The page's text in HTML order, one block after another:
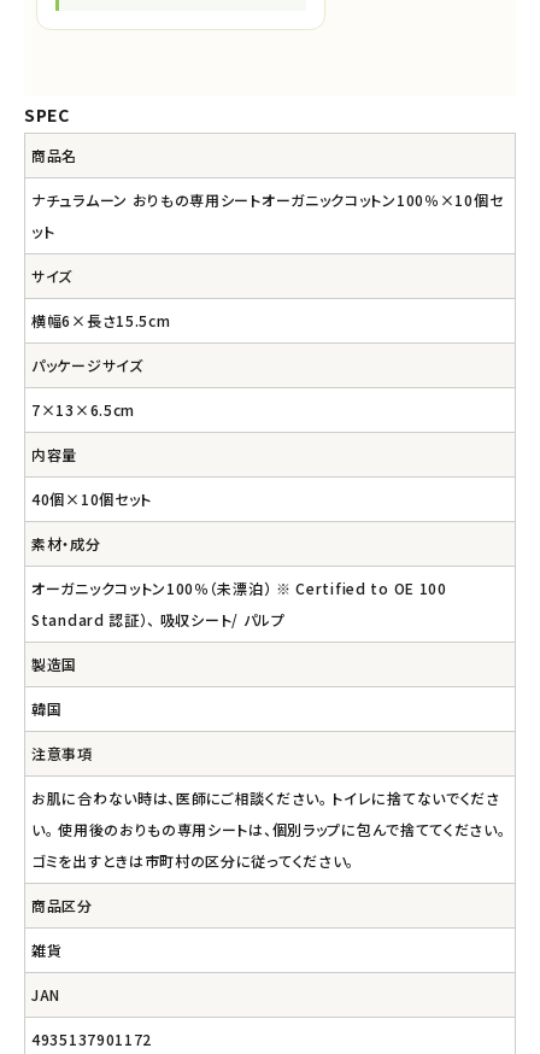
SPEC
商品名
ナチュラムーン おりもの専用シートオーガニックコットン100％×10個セ
ット
サイズ
横幅6×長さ15.5cm
パッケージサイズ
7×13×6.5cm
内容量
40個×10個セット
素材・成分
オーガニックコットン100％（未漂泊） ※ Certified to OE 100
Standard 認証）、 吸収シート/ パルプ
製造国
韓国
注意事項
お肌に合わない時は、医師にご相談ください。 トイレに捨てないでくださ
い。 使用後のおりもの専用シートは、個別ラップに包んで捨ててください。
ゴミを出すときは市町村の区分に従ってください。
商品区分
雑貨
JAN
4935137901172